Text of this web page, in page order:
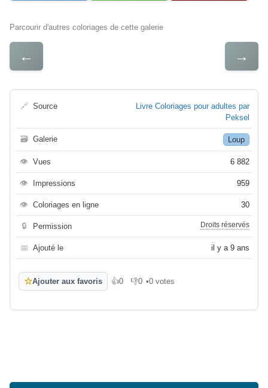
Parcourir d'autres coloriages de cette galerie
← →
🔗 Source
Livre Coloriages pour adultes par
Peksel
🗃 Galerie Loup
👁 Vues 6 882
👁 Impressions 959
👁 Coloriages en ligne 30
🔒 Permission Droits réservés
📅 Ajouté le il y a 9 ans
☆Ajouter aux favoris 👍0
J'aime 👎0
Je n'aime pas
•0 votes